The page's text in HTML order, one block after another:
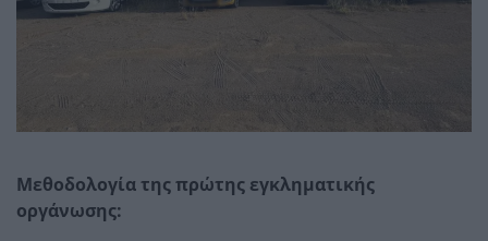
Μεθοδολογία της πρώτης εγκληματικής
οργάνωσης: